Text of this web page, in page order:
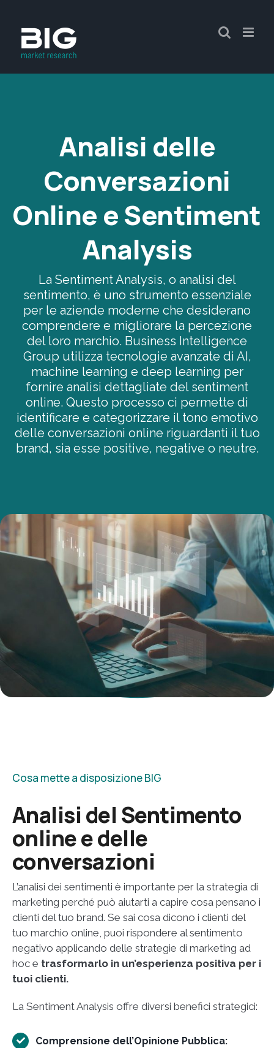
Analisi delle
Conversazioni
Online e Sentiment
Analysis
La Sentiment Analysis, o analisi del
sentimento, è uno strumento essenziale
per le aziende moderne che desiderano
comprendere e migliorare la percezione
del loro marchio. Business Intelligence
Group utilizza tecnologie avanzate di AI,
machine learning e deep learning per
fornire analisi dettagliate del sentiment
online. Questo processo ci permette di
identificare e categorizzare il tono emotivo
delle conversazioni online riguardanti il tuo
brand, sia esse positive, negative o neutre.
Cosa mette a disposizione BIG
Analisi del Sentimento
online e delle
conversazioni
L’analisi dei sentimenti è importante per la strategia di
marketing perché può aiutarti a capire cosa pensano i
clienti del tuo brand. Se sai cosa dicono i clienti del
tuo marchio online, puoi rispondere al sentimento
negativo applicando delle strategie di marketing ad
hoc e trasformarlo in un’esperienza positiva per i
tuoi clienti.
La Sentiment Analysis offre diversi benefici strategici:
Comprensione dell’Opinione Pubblica: